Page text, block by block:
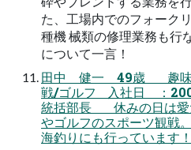
た、工場内でのフォーク
種機 械類の修理業務も
について一言！
田中 健一 49歳 趣
戦/ゴルフ 入社日 ：
統括部長 休みの日は愛
やゴルフのスポーツ観戦
海釣りにも行っています